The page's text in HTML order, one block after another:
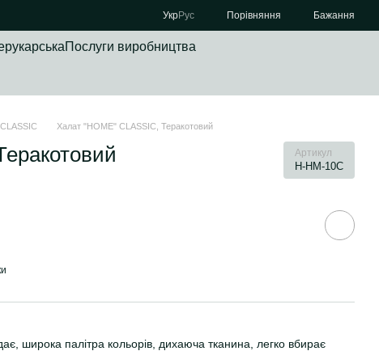
УкрРус Порівняння Бажання
Послуги виробництва
Халат "HOME" CLASSIC, Теракотовий
Артикул
H-HM-10С
широка палітра кольорів, дихаюча тканина, легко вбирає